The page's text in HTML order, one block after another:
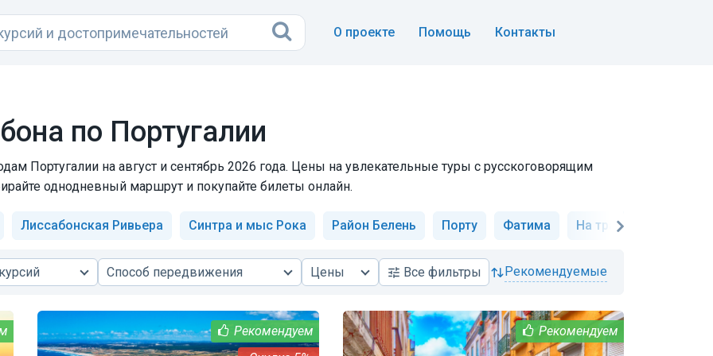
О проекте Помощь Контакты
по Португалии
Португалии на август и сентябрь 2026 года. Цены на увлекательные туры с русскоговорящим
однодневный маршрут и покупайте билеты онлайн.
Лиссабонская Ривьера Синтра и мыс Рока Район Белень Порту Фатима На трамвае
Способ передвижения Цены Всефильтры рекомендуемые